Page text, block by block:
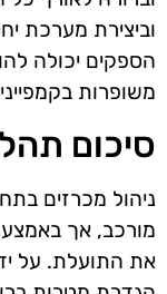
וביצירת מערכת
הספקים יכולה
משופרות
סיכום
ניהול מכרזים
מורכב, אך
את התועלת. על